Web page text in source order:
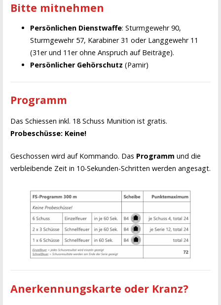
Bitte mitnehmen
Persönlichen Dienstwaffe: Sturmgewehr 90,
Sturmgewehr 57, Karabiner 31 oder Langgewehr 11
(31er und 11er ohne Anspruch auf Beiträge).
Persönlicher Gehörschutz (Pamir)
Programm
Das Schiessen inkl. 18 Schuss Munition ist gratis.
Probeschüsse: Keine!
Geschossen wird auf Kommando. Das Programm und die
verbleibende Zeit in 10-Sekunden-Schritten werden angesagt.
Anerkennungskarte oder Kranz?